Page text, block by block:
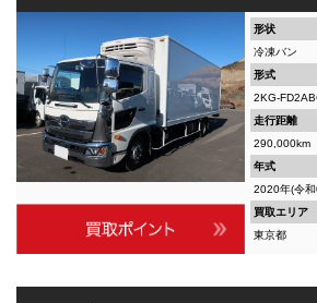
形状
冷凍バン
形式
2KG-
走行距離
290,000km
年式
2020年(令
買取エリア
東京都